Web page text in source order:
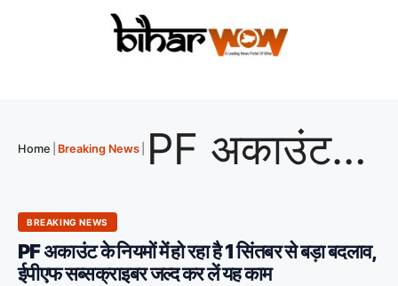
Home Breaking News PF अकाउंट के नियमों में हो रहा है 1 सिंतबर से बड़ा बदलाव, ईपीएफ सब्सक्राइबर जल्द कर लें यह काम
BREAKING NEWS
PF अकाउंट के नियमों में हो रहा है 1 सिंतबर से बड़ा बदलाव,
ईपीएफ सब्सक्राइबर जल्द कर लें यह काम